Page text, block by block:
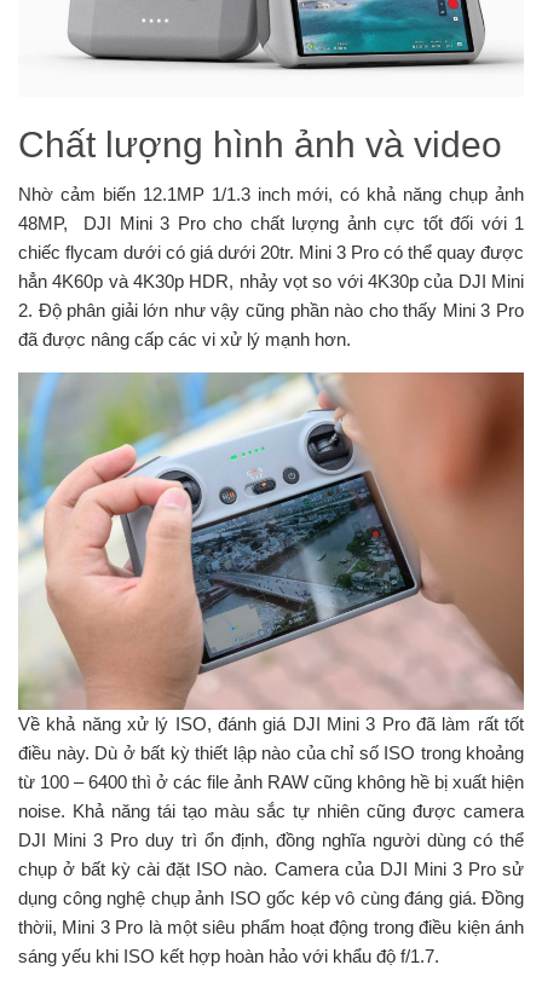
Chất lượng hình ảnh và video
Nhờ cảm biến 12.1MP 1/1.3 inch mới, có khả năng chụp ảnh
48MP, DJI Mini 3 Pro cho chất lượng ảnh cực tốt đối với 1
chiếc flycam dưới có giá dưới 20tr. Mini 3 Pro có thể quay được
hẳn 4K60p và 4K30p HDR, nhảy vọt so với 4K30p của DJI Mini
2. Độ phân giải lớn như vậy cũng phần nào cho thấy Mini 3 Pro
đã được nâng cấp các vi xử lý mạnh hơn.
Về khả năng xử lý ISO, đánh giá DJI Mini 3 Pro đã làm rất tốt
điều này. Dù ở bất kỳ thiết lập nào của chỉ số ISO trong khoảng
từ 100 – 6400 thì ở các file ảnh RAW cũng không hề bị xuất hiện
noise. Khả năng tái tạo màu sắc tự nhiên cũng được camera
DJI Mini 3 Pro duy trì ổn định, đồng nghĩa người dùng có thể
chụp ở bất kỳ cài đặt ISO nào. Camera của DJI Mini 3 Pro sử
dụng công nghệ chụp ảnh ISO gốc kép vô cùng đáng giá. Đồng
thờii, Mini 3 Pro là một siêu phẩm hoạt động trong điều kiện ánh
sáng yếu khi ISO kết hợp hoàn hảo với khẩu độ f/1.7.